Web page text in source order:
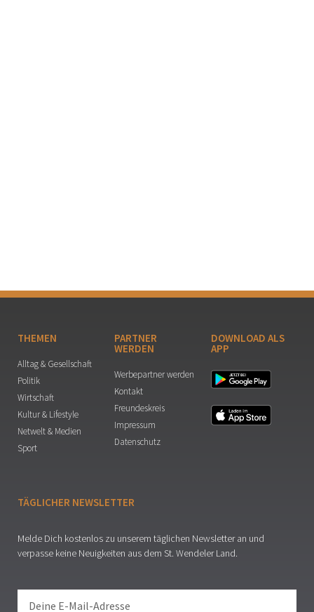
THEMEN
Alltag & Gesellschaft
Politik
Wirtschaft
Kultur & Lifestyle
Netwelt & Medien
Sport
PARTNER
WERDEN
Werbepartner werden
Kontakt
Freundeskreis
Impressum
Datenschutz
DOWNLOAD ALS
APP
TÄGLICHER NEWSLETTER
Melde Dich kostenlos zu unserem täglichen Newsletter an und
verpasse keine Neuigkeiten aus dem St. Wendeler Land.